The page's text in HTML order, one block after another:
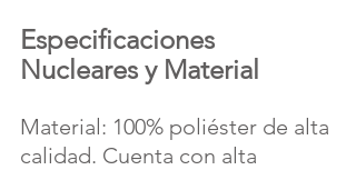
Especificaciones
Nucleares y Material
Material: 100% poliéster de alta
calidad. Cuenta con alta